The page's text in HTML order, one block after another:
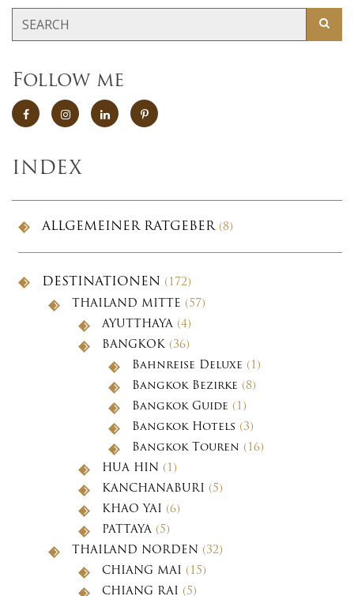
Follow me
INDEX
ALLGEMEINER RATGEBER(8)
DESTINATIONEN (172)
THAILAND MITTE (57)
AYUTTHAYA (4)
BANGKOK(36)
Bahnreise Deluxe (1)
Bangkok Bezirke (8)
Bangkok Guide (1)
Bangkok Hotels (3)
Bangkok Touren (16)
HUA HIN (1)
KANCHANABURI (5)
KHAO YAI (6)
PATTAYA (5)
THAILAND NORDEN (32)
CHIANG MAI (15)
CHIANG RAI (5)